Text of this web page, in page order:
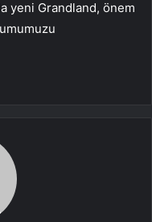
yeni Grandland, önem